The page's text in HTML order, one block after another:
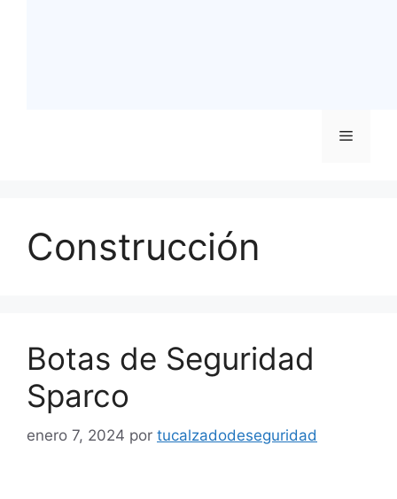
Menú
Construcción
Botas de Seguridad
Sparco
enero 7, 2024 por tucalzadodeseguridad